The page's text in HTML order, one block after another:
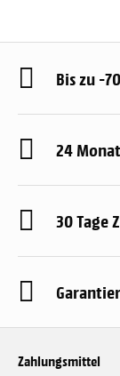
Bis zu -
24
30 Tage
Zahlungsmittel